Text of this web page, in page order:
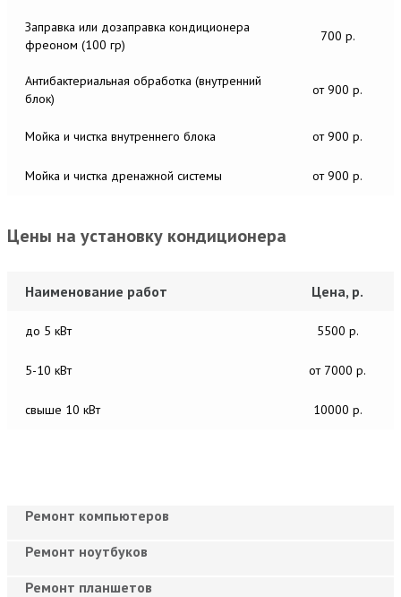
Заправка или дозаправка кондиционера
фреоном (100 гр)
700 р.
Антибактериальная обработка (внутренний
блок)
от 900 р.
Мойка и чистка внутреннего блока от 900 р.
Мойка и чистка дренажной системы от 900 р.
Цены на установку кондиционера
Наименование работ Цена, р.
до 5 кВт 5500 р.
5-10 кВт от 7000 р.
свыше 10 кВт 10000 р.
Ремонт компьютеров
Ремонт ноутбуков
Ремонт планшетов